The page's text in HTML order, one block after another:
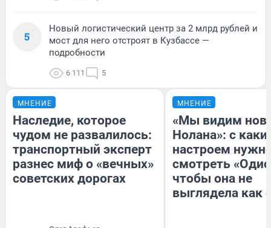
5
Новый логистический центр за 2 млрд рублей и
мост для него отстроят в Кузбассе —
подробности
6 111 5
МНЕНИЕ
Наследие, которое
чудом не развалилось:
транспортный эксперт
разнес миф о «вечных»
советских дорогах
МНЕНИЕ
«Мы видим
Нолана»: с
настроем
смотреть
чтобы она не
выглядела как